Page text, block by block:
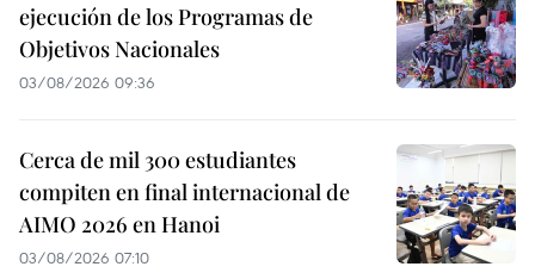
ejecución de los Programas de
Objetivos Nacionales
03/08/2026 09:36
Cerca de mil 300 estudiantes
compiten en final internacional de
AIMO 2026 en Hanoi
03/08/2026 07:10